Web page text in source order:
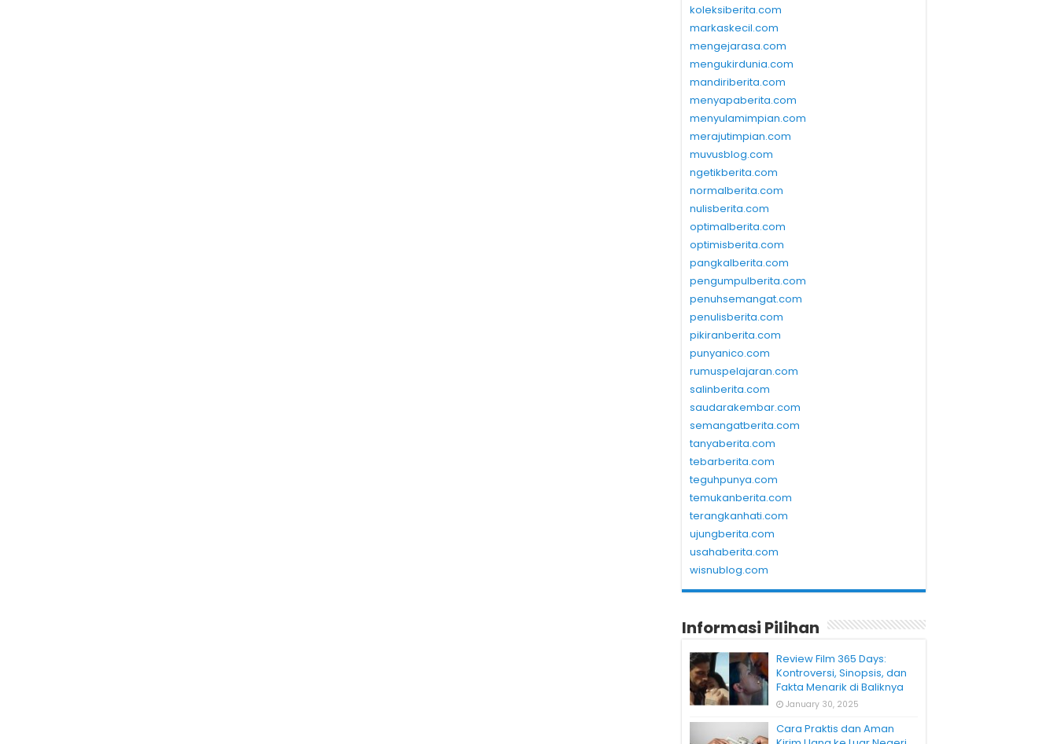
koleksiberita.com
markaskecil.com
mengejarasa.com
mengukirdunia.com
mandiriberita.com
menyapaberita.com
menyulamimpian.com
merajutimpian.com
muvusblog.com
ngetikberita.com
normalberita.com
nulisberita.com
optimalberita.com
optimisberita.com
pangkalberita.com
pengumpulberita.com
penuhsemangat.com
penulisberita.com
pikiranberita.com
punyanico.com
rumuspelajaran.com
salinberita.com
saudarakembar.com
semangatberita.com
tanyaberita.com
tebarberita.com
teguhpunya.com
temukanberita.com
terangkanhati.com
ujungberita.com
usahaberita.com
wisnublog.com
Informasi Pilihan
Review Film 365 Days:
Kontroversi, Sinopsis, dan
Fakta Menarik di Baliknya
January 30, 2025
Cara Praktis dan Aman